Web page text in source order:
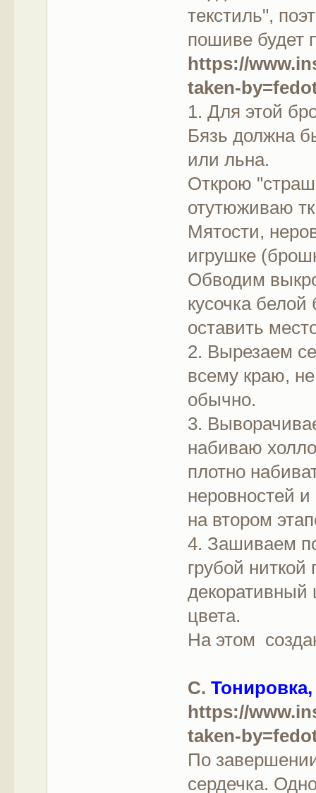
текстиль",
пошиве будет
https://
taken-
1. Для этой
Бязь должна
или льна.
Открою
отутюживаю
Мятости,
игрушке
Обводим
кусочка
оставить
2. Вырезаем
всему краю,
обычно.
3.
набиваю
плотно
неровностей и
на втором
4. Зашиваем
грубой
декоративный
цвета.
На этом
С.
https://
taken-
По
сердечка.